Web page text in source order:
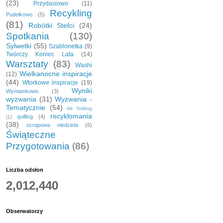
(23) Przydasiowo (11)
Pudełkowo (5)
Recykling
(81)
Robótki Stefci (24)
Spotkania (130)
Sylwetki (55) Szablonetka (9)
Twórczy Koniec Lata
(14)
Warsztaty (83)
Washi
(12) Wielkanocne inspiracje
(44) Wtorkowe inspiracje (19)
Wymiankowo (3)
Wyniki
wyzwania (31) Wyzwania -
Tematycznie
(54)
iris folding
(1)
quilling (4)
recyklomania
(38)
scrapowa niedziela (6)
Świąteczne
Przygotowania (86)
Liczba odsłon
2,012,440
Obserwatorzy